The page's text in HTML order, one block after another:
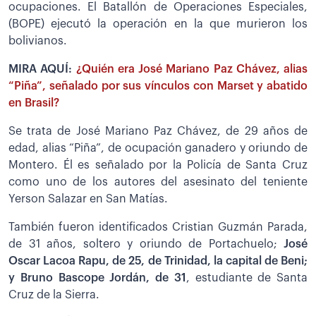
ocupaciones. El Batallón de Operaciones Especiales,
(BOPE) ejecutó la operación en la que murieron los
bolivianos.
MIRA AQUÍ: ¿Quién era José Mariano Paz Chávez, alias
“Piña”, señalado por sus vínculos con Marset y abatido
en Brasil?
Se trata de José Mariano Paz Chávez, de 29 años de
edad, alias “Piña”, de ocupación ganadero y oriundo de
Montero. Él es señalado por la Policía de Santa Cruz
como uno de los autores del asesinato del teniente
Yerson Salazar en San Matías.
También fueron identificados Cristian Guzmán Parada,
de 31 años, soltero y oriundo de Portachuelo; José
Oscar Lacoa Rapu, de 25, de Trinidad, la capital de Beni;
y Bruno Bascope Jordán, de 31 , estudiante de Santa
Cruz de la Sierra.